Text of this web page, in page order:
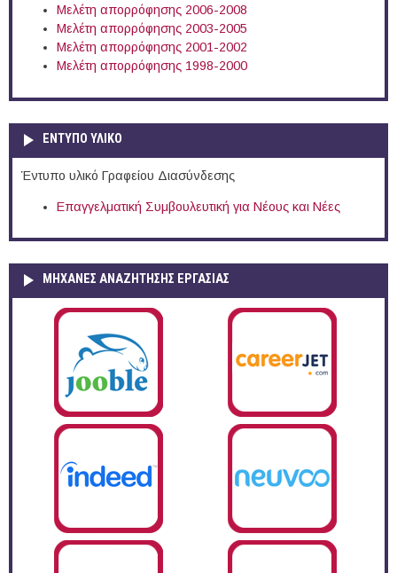
Μελέτη απορρόφησης 2006-2008
Μελέτη απορρόφησης 2003-2005
Μελέτη απορρόφησης 2001-2002
Μελέτη απορρόφησης 1998-2000
ΕΝΤΥΠΟ ΥΛΙΚΟ
Έντυπο υλικό Γραφείου Διασύνδεσης
Επαγγελματική Συμβουλευτική για Νέους και Νέες
ΜΗΧΑΝΕΣ ΑΝΑΖΗΤΗΣΗΣ ΕΡΓΑΣΙΑΣ